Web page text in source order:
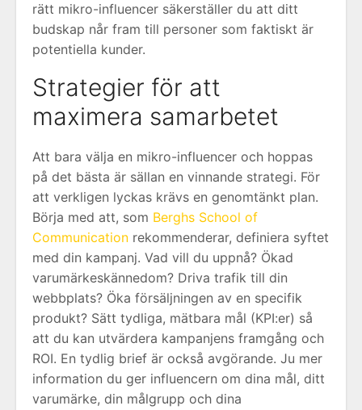
rätt mikro-influencer säkerställer du att ditt
budskap når fram till personer som faktiskt är
potentiella kunder.
Strategier för att
maximera samarbetet
Att bara välja en mikro-influencer och hoppas
på det bästa är sällan en vinnande strategi. För
att verkligen lyckas krävs en genomtänkt plan.
Börja med att, som Berghs School of
Communication rekommenderar, definiera syftet
med din kampanj. Vad vill du uppnå? Ökad
varumärkeskännedom? Driva trafik till din
webbplats? Öka försäljningen av en specifik
produkt? Sätt tydliga, mätbara mål (KPI:er) så
att du kan utvärdera kampanjens framgång och
ROI. En tydlig brief är också avgörande. Ju mer
information du ger influencern om dina mål, ditt
varumärke, din målgrupp och dina